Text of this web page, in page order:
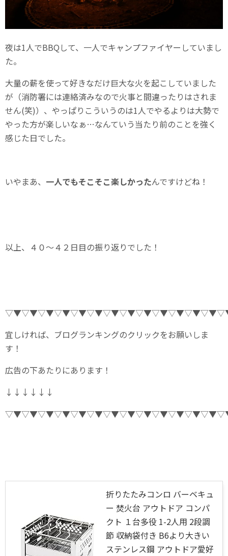
夜は1人でBBQして、一人でキャンプファイヤーしていまし
た。
大量の薪を使って好きなだけ巨大な火を起こしていました
が（消防署には連絡済みなので火事と間違ったりはされま
せん(笑)）、やっぱりこういうのは1人でやるよりは大勢で
やった方が楽しいなぁ…なんていう当たり前のことを強く
感じた日でした。
いやまあ、 一人でもそこそこ楽しかったんですけどね！
以上、４０～４２日目の振り返りでした！
宜しければ、ブログランキングのクリックをお願いしま
す！
広告の下あたりにあります！
↓↓↓↓↓↓
折りたたみコンロ バーベキュ
ー 焚火台 アウトドア コンパ
クト １台多役 1-2人用 2段調
節 収納袋付き B6より大きい
ステンレス鋼 アウトドア愛好